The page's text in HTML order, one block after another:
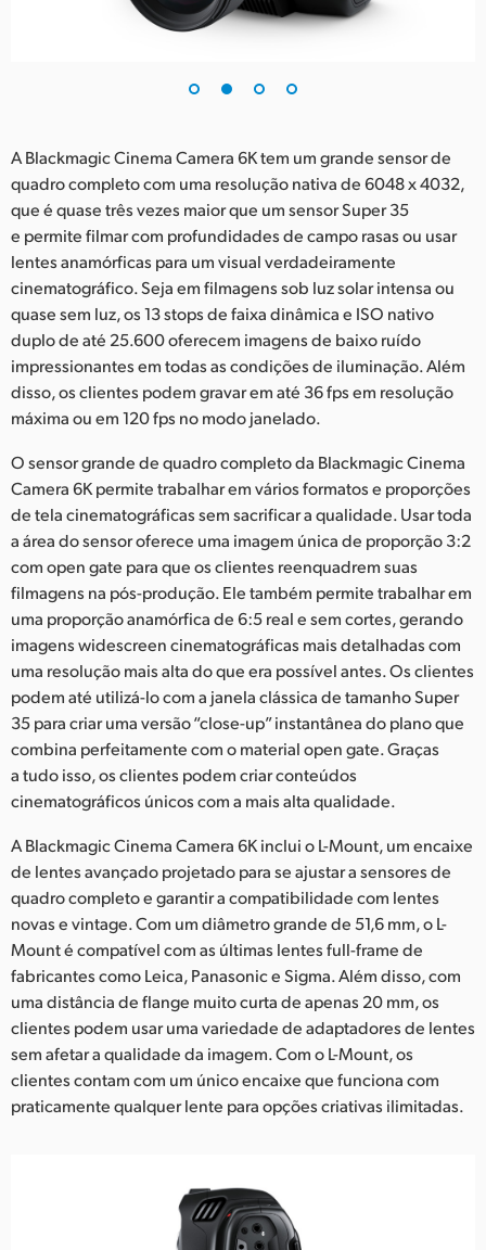
A Blackmagic Cinema Camera 6K tem um grande sensor de
quadro completo com uma resolução nativa de 6048 x 4032,
que é quase três vezes maior que um sensor Super 35
e permite filmar com profundidades de campo rasas ou usar
lentes anamórficas para um visual verdadeiramente
cinematográfico. Seja em filmagens sob luz solar intensa ou
quase sem luz, os 13 stops de faixa dinâmica e ISO nativo
duplo de até 25.600 oferecem imagens de baixo ruído
impressionantes em todas as condições de iluminação. Além
disso, os clientes podem gravar em até 36 fps em resolução
máxima ou em 120 fps no modo janelado.
O sensor grande de quadro completo da Blackmagic Cinema
Camera 6K permite trabalhar em vários formatos e proporções
de tela cinematográficas sem sacrificar a qualidade. Usar toda
a área do sensor oferece uma imagem única de proporção 3:2
com open gate para que os clientes reenquadrem suas
filmagens na pós-produção. Ele também permite trabalhar em
uma proporção anamórfica de 6:5 real e sem cortes, gerando
imagens widescreen cinematográficas mais detalhadas com
uma resolução mais alta do que era possível antes. Os clientes
podem até utilizá-lo com a janela clássica de tamanho Super
35 para criar uma versão “close-up” instantânea do plano que
combina perfeitamente com o material open gate. Graças
a tudo isso, os clientes podem criar conteúdos
cinematográficos únicos com a mais alta qualidade.
A Blackmagic Cinema Camera 6K inclui o L-Mount, um encaixe
de lentes avançado projetado para se ajustar a sensores de
quadro completo e garantir a compatibilidade com lentes
novas e vintage. Com um diâmetro grande de 51,6 mm, o L-
Mount é compatível com as últimas lentes full-frame de
fabricantes como Leica, Panasonic e Sigma. Além disso, com
uma distância de flange muito curta de apenas 20 mm, os
clientes podem usar uma variedade de adaptadores de lentes
sem afetar a qualidade da imagem. Com o L-Mount, os
clientes contam com um único encaixe que funciona com
praticamente qualquer lente para opções criativas ilimitadas.